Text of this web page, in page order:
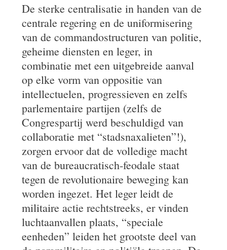
De sterke centralisatie in handen van de
centrale regering en de uniformisering
van de commandostructuren van politie,
geheime diensten en leger, in
combinatie met een uitgebreide aanval
op elke vorm van oppositie van
intellectuelen, progressieven en zelfs
parlementaire partijen (zelfs de
Congrespartij werd beschuldigd van
collaboratie met “stadsnaxalieten”!),
zorgen ervoor dat de volledige macht
van de bureaucratisch-feodale staat
tegen de revolutionaire beweging kan
worden ingezet. Het leger leidt de
militaire actie rechtstreeks, er vinden
luchtaanvallen plaats, “speciale
eenheden” leiden het grootste deel van